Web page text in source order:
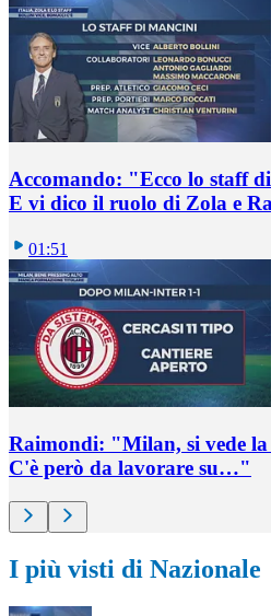
Accomando: "Ecco lo staff
E vi dico il ruolo di Zola e
01:51
Raimondi: "Milan, si vede
C'è però da lavorare su…"
I più visti di Nazionale